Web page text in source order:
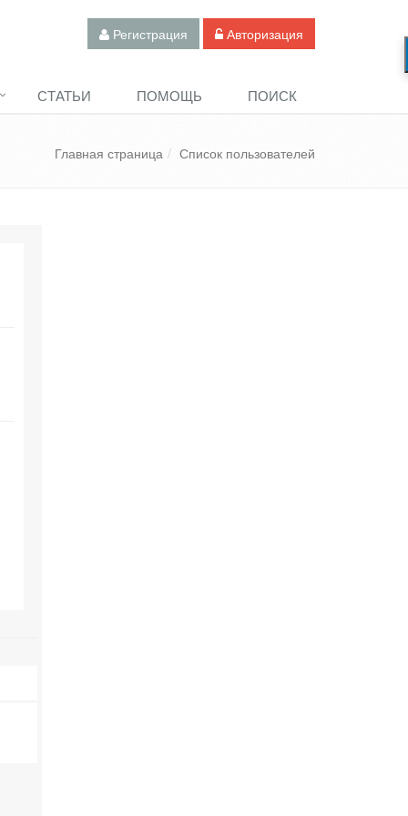
Регистрация Авторизация
СТАТЬИ ПОМОЩЬ ПОИСК
Главная страница Список пользователей